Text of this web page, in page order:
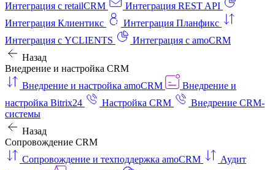
Интеграция с retailCRM
Интеграция REST API
Интеграция Клиентикс
Интеграция Планфикс
Интеграция с YCLIENTS
Интеграция с amoCRM
Назад
Внедрение и настройка CRM
Внедрение и настройка amoCRM
Внедрение и
настройка Bitrix24
Настройка CRM
Внедрение CRM-
системы
Назад
Сопровождение CRM
Сопровождение и техподдержка amoCRM
Аудит